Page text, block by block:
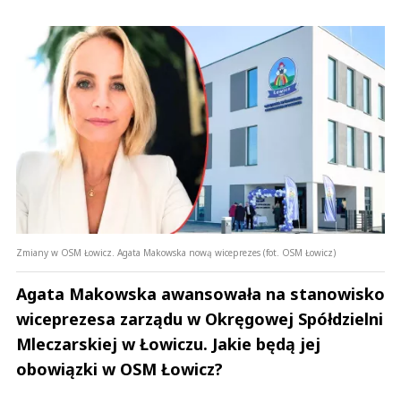
Zmiany w OSM Łowicz. Agata Makowska nową wiceprezes (fot. OSM Łowicz)
Agata Makowska awansowała na stanowisko
wiceprezesa zarządu w Okręgowej Spółdzielni
Mleczarskiej w Łowiczu. Jakie będą jej
obowiązki w OSM Łowicz?